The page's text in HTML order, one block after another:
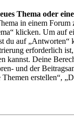
Thema oder
in einem Forum
klicken. Um auf
du auf „Antworten“
erforderlich
kannst. Deine
und der
Themen erstellen“,